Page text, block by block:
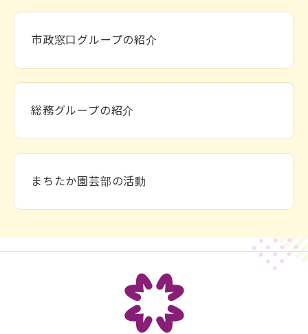
市政窓口グループの紹介
総務グループの紹介
まちたか園芸部の活動